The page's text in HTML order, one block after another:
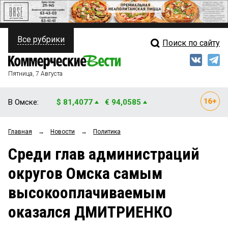
ПОЛИТИКА
ФИНАНСЫ
ОБЩЕСТВО
ЗАКОН
НОВОСТИ КОМПАНИЙ
Свежий выпуск
Рейтинги
Блоги
Архив
Все рубрики Поиск по сайту
Пятница, 7 Августа
В Омске: $ 81,4077 € 94,0585
Главная → Новости → Политика
Среди глав администраций
округов Омска самым
высокооплачиваемым
оказался ДМИТРИЕНКО